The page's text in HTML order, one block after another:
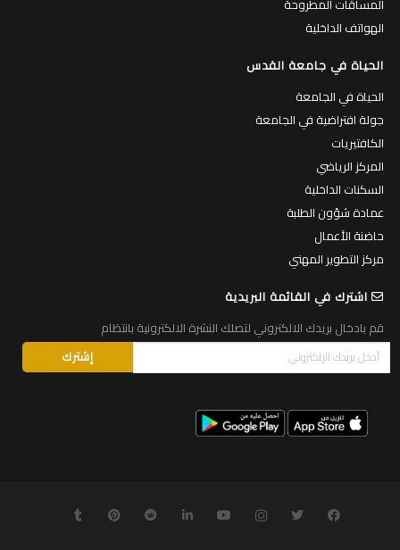
المساقات المطروحة
الهواتف الداخلية
الحياة في جامعة القدس
الحياة في الجامعة
جولة افتراضية في الجامعة
الكافتيريات
المركز الرياضي
السكنات الداخلية
عمادة شؤون الطلبة
حاضنة الأعمال
مركز التطوير المهني
اشترك في القائمة البريدية
قم بادخال بريدك الالكتروني لتصلك النشرة الالكترونية بانتظام